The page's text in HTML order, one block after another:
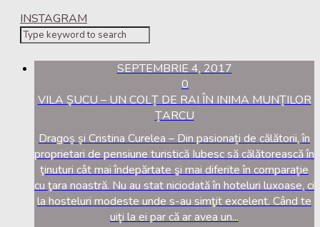
INSTAGRAM
SEPTEMBRIE 4, 2017
0
VILA ȘUCU – UN COLȚ DE RAI ÎN INIMA MUNȚILOR
ȚARCU
Dragoș și Cristina Curelea – Din pasionați de călătorii, în
proprietari de pensiune turistică Iubesc să călătorească în
ţinuturi cât mai îndepărtate şi mai diferite în comparație
cu ţara noastră. Nu au stat niciodată în hoteluri luxoase, ci
la hosteluri modeste unde s-au simţit excelent. Când te
uiți la ei par că ar avea un...